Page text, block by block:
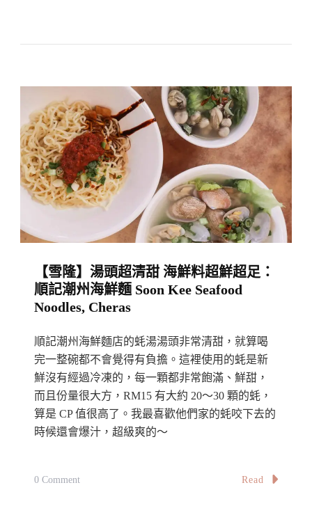
情
「義」
想
不
到
The
Taste
Of
Pento’s
&
Basil,
Bukit
Jalil
【雪隆】湯頭超清甜 海鮮料超鮮超足：
順記潮州海鮮麵 Soon Kee Seafood
Noodles, Cheras
順記潮州海鮮麵店的蚝湯湯頭非常清甜，就算喝
完一整碗都不會覺得有負擔。這裡使用的蚝是新
鮮沒有經過冷凍的，每一顆都非常飽滿、鮮甜，
而且份量很大方，RM15 有大約 20～30 顆的蚝，
算是 CP 值很高了。我最喜歡他們家的蚝咬下去的
時候還會爆汁，超級爽的～
0 CommentOn
Read